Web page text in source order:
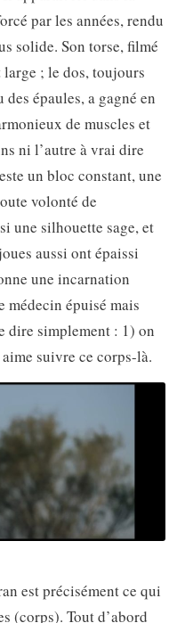
par les années, rendu
solide. Son torse, filmé
; le dos, toujours
épaules, a gagné en
de muscles et
ni l’autre à vrai dire
un bloc constant, une
volonté de
une silhouette sage, et
aussi ont épaissi
une incarnation
médecin épuisé mais
dire simplement : 1) on
suivre ce corps-là.
est précisément ce qui
(corps). Tout d’abord